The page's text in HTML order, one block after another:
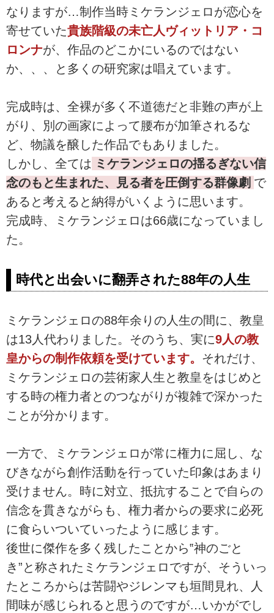
なりますが…制作当時ミケランジェロが恋心を
寄せていた貴族階級の未亡人ヴィットリア・コ
ロンナが、作品のどこかにいるのではない
か、、、と多くの研究家は唱えています。
完成時は、全裸が多く不道徳だと非難の声が上
がり、別の画家によって腰布が加筆されるな
ど、物議を醸した作品でもありました。
しかし、全ては ミケランジェロの揺るぎない信
念のもと生まれた、見る者を圧倒する群像劇 で
あると考えると納得がいくように思います。
完成時、ミケランジェロは66歳になっていまし
た。
時代と出会いに翻弄された88年の人生
ミケランジェロの88年余りの人生の間に、教皇
は13人代わりました。そのうち、実に9人の教
皇からの制作依頼を受けています。 それだけ、
ミケランジェロの芸術家人生と教皇をはじめと
する時の権力者とのつながりが複雑で深かった
ことが分かります。
一方で、ミケランジェロが常に権力に屈し、な
びきながら創作活動を行っていた印象はあまり
受けません。時に対立、抵抗することで自らの
信念を貫きながらも、権力者からの要求に必死
に食らいついていったように感じます。
後世に傑作を多く残したことから‟神のごと
き”と称されたミケランジェロですが、そういっ
たところからは苦闘やジレンマも垣間見れ、人
間味が感じられると思うのですが…いかがでし